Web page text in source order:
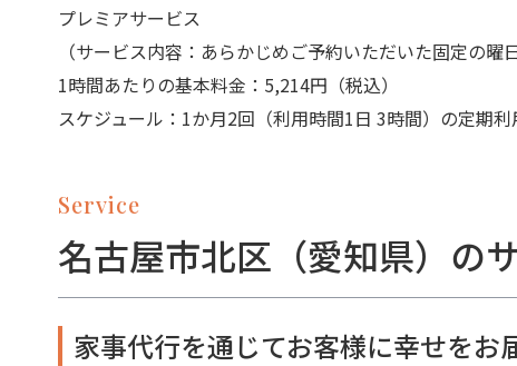
プレミアサービス
（サービス内容：あらかじめご予約いただいた固定の
1時間あたりの基本料金：5,214円（税込）
スケジュール：1か月2回（利用時間1日 3時間）の定期利
Service
名古屋市北区（愛知県）の
家事代行を通じてお客様に幸せをお